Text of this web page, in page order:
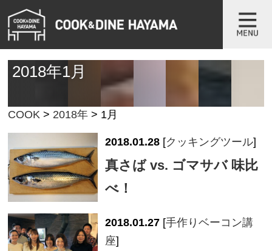
2018年1月
COOK > 2018年 > 1月
2018.01.28 [クッキングツール]
真さば vs. ゴマサバ 味比
べ！
2018.01.27 [手作りベーコン講
座]